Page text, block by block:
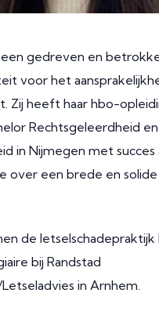
een gedreven en
voor het
Zij heeft haar hbo-
Rechtsgeleerdheid
in Nijmegen met
over een brede en solide
de letselschadepraktijk
bij Randstad
in Arnhem.